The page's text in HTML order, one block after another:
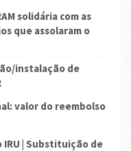
solidária com as
que assolaram o
instalação de
valor do reembolso
| Substituição de